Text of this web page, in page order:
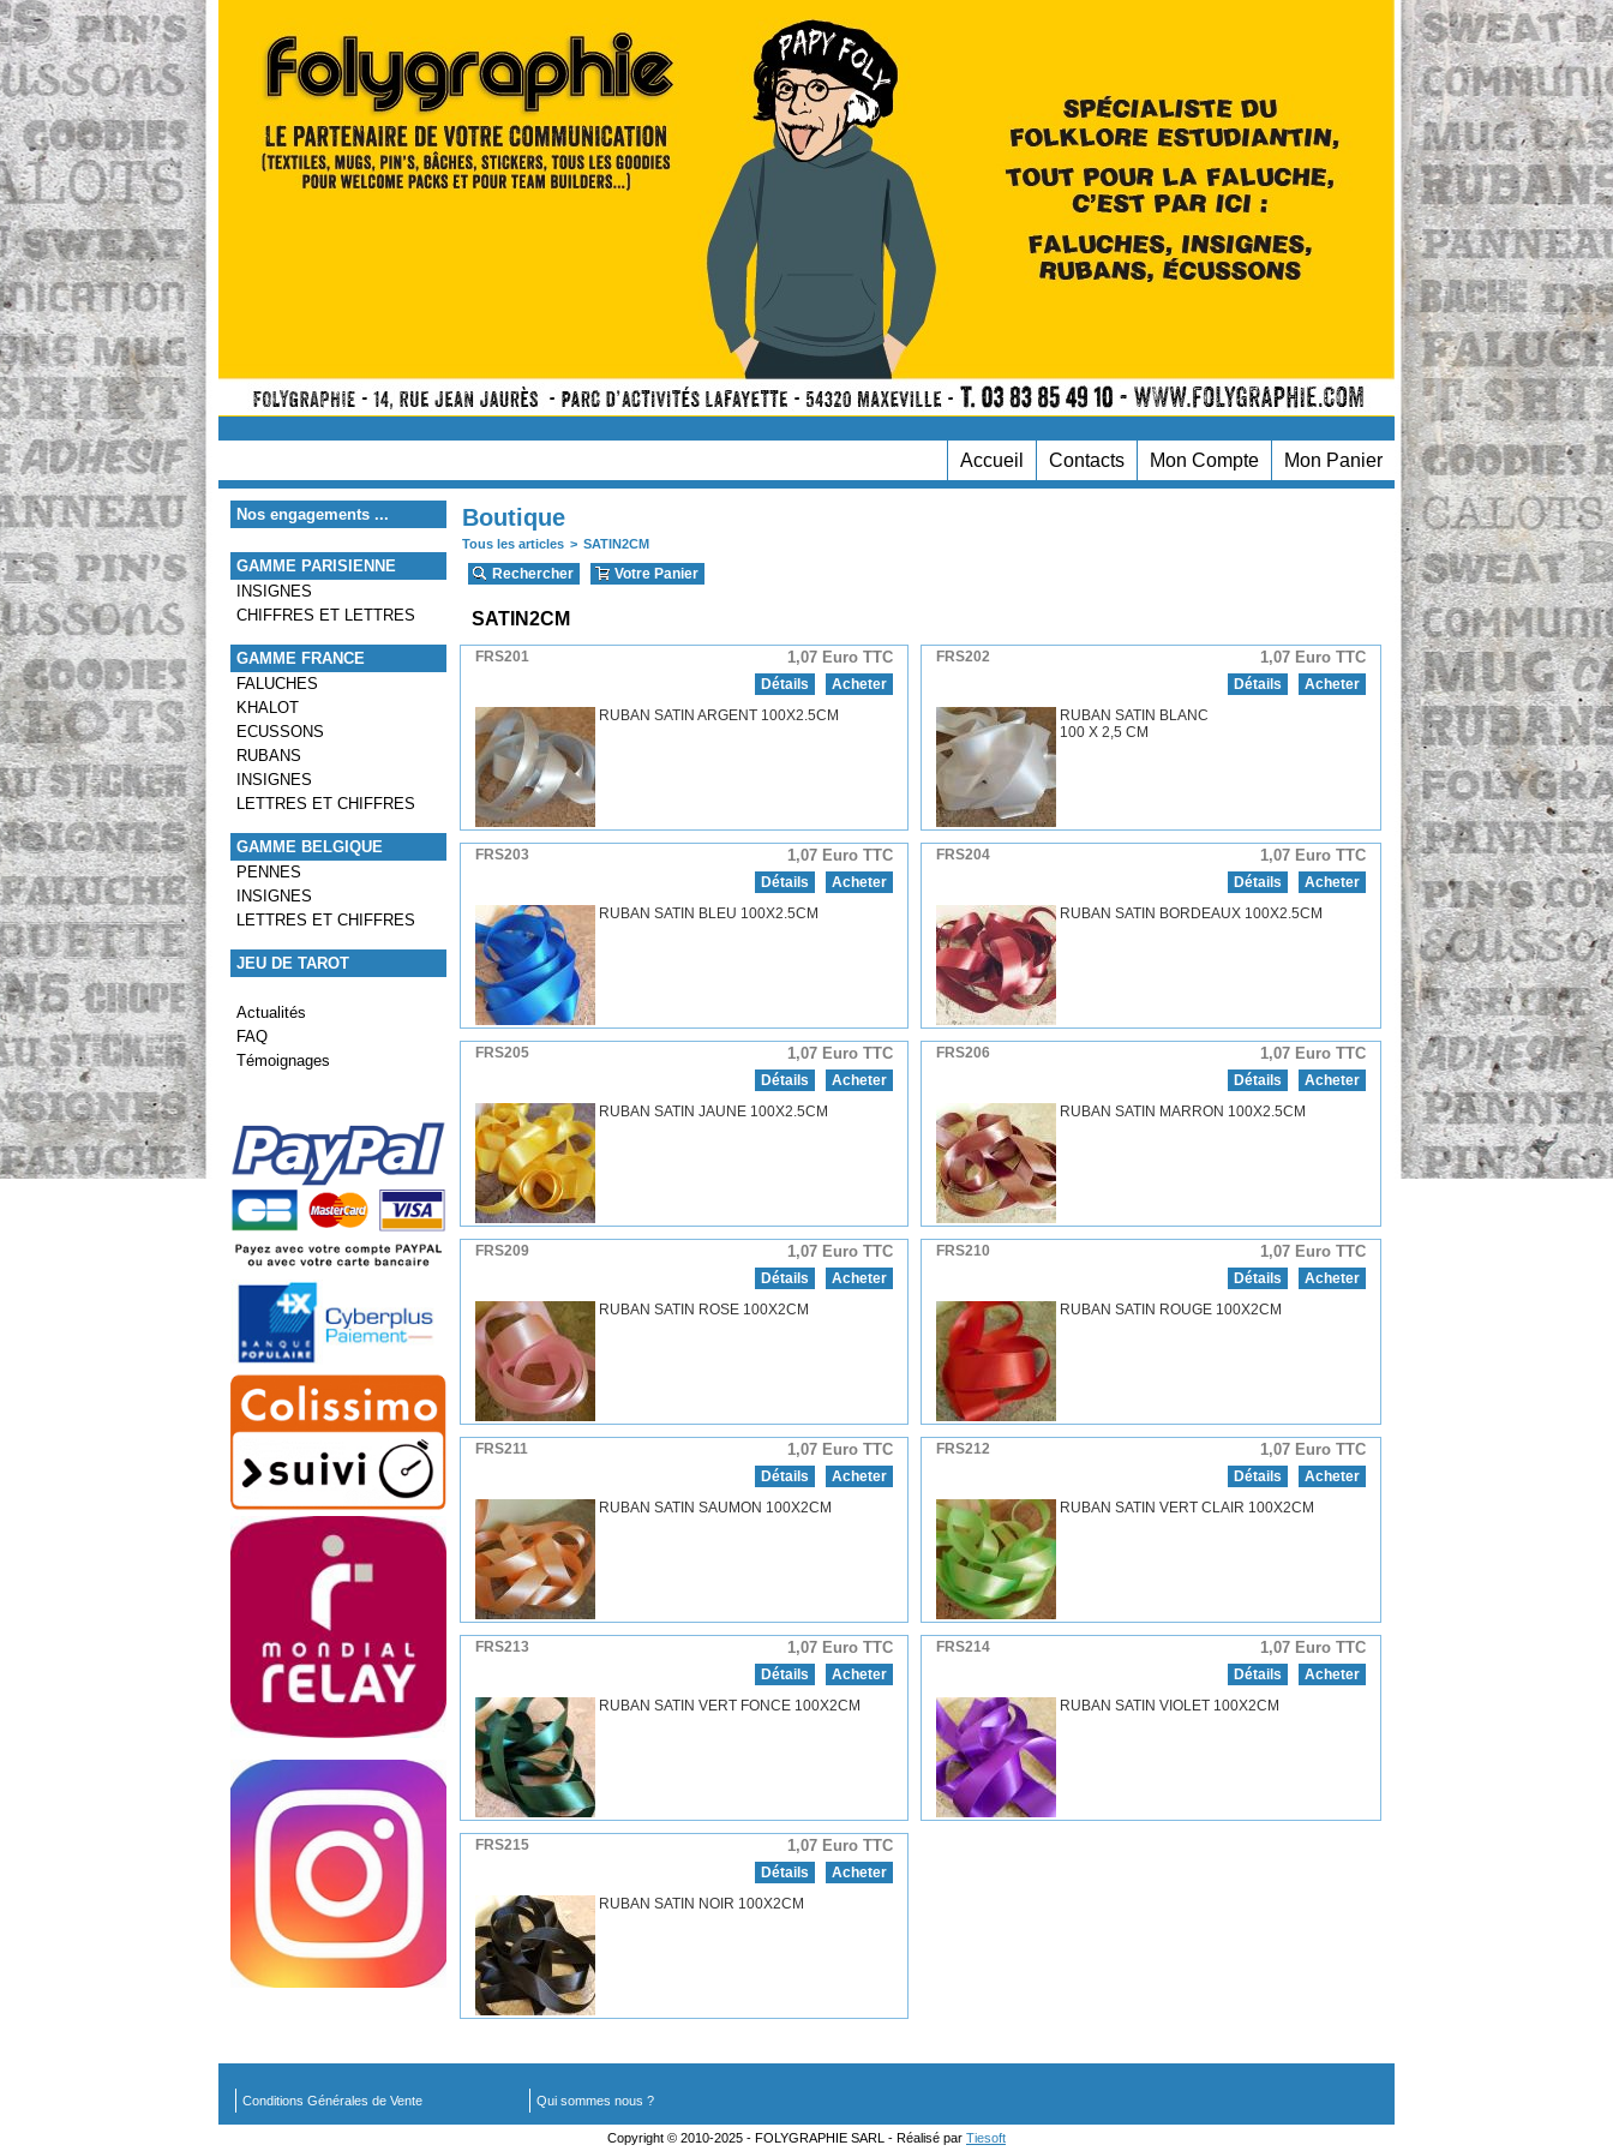
Accueil Contacts Mon Compte Mon Panier
Nos engagements ...
GAMME PARISIENNE
INSIGNES
CHIFFRES ET LETTRES
GAMME FRANCE
FALUCHES
KHALOT
ECUSSONS
RUBANS
INSIGNES
LETTRES ET CHIFFRES
GAMME BELGIQUE
PENNES
INSIGNES
LETTRES ET CHIFFRES
JEU DE TAROT
Actualités
FAQ
Témoignages
Boutique
Tous les articles > SATIN2CM
Rechercher Votre Panier
SATIN2CM
FRS201 1,07 Euro TTC
Détails
Acheter
RUBAN SATIN ARGENT 100X2.5CM
FRS202 1,07 Euro TTC
Détails
Acheter
RUBAN SATIN BLANC
100 X 2,5 CM
FRS203 1,07 Euro TTC
Détails
Acheter
RUBAN SATIN BLEU 100X2.5CM
FRS204 1,07 Euro TTC
Détails
Acheter
RUBAN SATIN BORDEAUX 100X2.5CM
FRS205 1,07 Euro TTC
Détails
Acheter
RUBAN SATIN JAUNE 100X2.5CM
FRS206 1,07 Euro TTC
Détails
Acheter
RUBAN SATIN MARRON 100X2.5CM
FRS209 1,07 Euro TTC
Détails
Acheter
RUBAN SATIN ROSE 100X2CM
FRS210 1,07 Euro TTC
Détails
Acheter
RUBAN SATIN ROUGE 100X2CM
FRS211 1,07 Euro TTC
Détails
Acheter
RUBAN SATIN SAUMON 100X2CM
FRS212 1,07 Euro TTC
Détails
Acheter
RUBAN SATIN VERT CLAIR 100X2CM
FRS213 1,07 Euro TTC
Détails
Acheter
RUBAN SATIN VERT FONCE 100X2CM
FRS214 1,07 Euro TTC
Détails
Acheter
RUBAN SATIN VIOLET 100X2CM
FRS215 1,07 Euro TTC
Détails
Acheter
RUBAN SATIN NOIR 100X2CM
Conditions Générales de Vente Qui sommes nous ?
Copyright © 2010-2025 - FOLYGRAPHIE SARL - Réalisé par Tiesoft